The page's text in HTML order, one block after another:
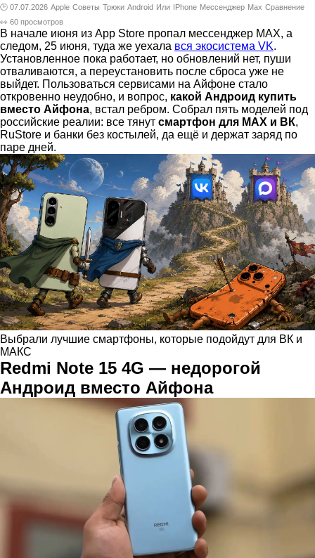
🕑 07.07.2026 Apple Советы Трюки Android Или IPhone Мессенджер Max Сравнение
👀 60 просмотров
В начале июня из App Store пропал мессенджер MAX, а
следом, 25 июня, туда же уехала вся экосистема VK.
Установленное пока работает, но обновлений нет, пуши
отваливаются, а переустановить после сброса уже не
выйдет. Пользоваться сервисами на Айфоне стало
откровенно неудобно, и вопрос, какой Андроид купить
вместо Айфона, встал ребром. Собрал пять моделей под
российские реалии: все тянут смартфон для МАХ и ВК,
RuStore и банки без костылей, да ещё и держат заряд по
паре дней.
Выбрали лучшие смартфоны, которые подойдут для ВК и
МАКС
Redmi Note 15 4G — недорогой
Андроид вместо Айфона